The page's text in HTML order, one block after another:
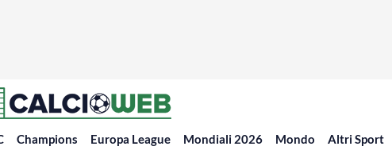
Champions Europa League Mondiali 2026 Mondo Altri Sport